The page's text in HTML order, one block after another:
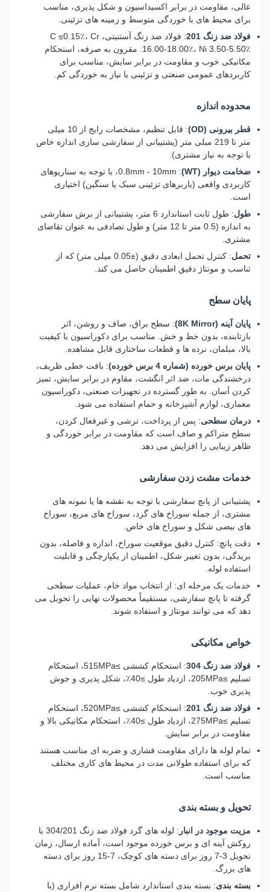
عالی، مقاومت در برابر اکسیداسیون و شکل پذیری، مناسب
برای محیط های با خوردگی متوسط ​​و زمینه های تزئینی.
فولاد ضد زنگ 201
: فولاد ضد زنگ آستنیتی، C ≤0.15٪، Cr
16.00-18.00٪، Ni 3.50-5.50٪. مقرون به صرفه، استحکام
مکانیکی خوب و مقاومت در برابر سایش، مناسب برای
کاربردهای عمومی صنعتی و تزئینی با نیاز به خوردگی کم.
محدوده اندازه
قطر بیرونی (OD)
: قابل تنظیم، مشخصات رایج از 10 میلی
متر تا 219 میلی متر (پشتیبانی از سفارشی سازی اندازه خاص
با توجه به نیاز مشتری).
ضخامت دیوار (WT)
: 0.8mm - 10mm، با توجه به سناریوهای
کاربردی واقعی (باربرهای تزئینی سبک یا سنگین) اختیاری
است.
طول
: طول ثابت استاندارد 6 متر، پشتیبانی از برش سفارشی
به اندازه (0.5 متر تا 12 متر) و طول تصادفی به عنوان تقاضای
مشتری.
تحمل
: کنترل تحمل ابعادی دقیق (±0.05 میلی متر) که از
تناسب و مونتاژ دقیق اطمینان حاصل می کند.
پایان سطح
پایان آینه (8K Mirror)
: سطح براق، صاف و روشن، اثر
بازتابنده، بدون خط و خش. مناسب برای دکوراسیون با کیفیت
بالا، مبلمان، نرده ها و قطعات ساختاری قابل مشاهده.
پایان برس خورده (شماره 4 برس خورده)
: بافت خطی ظریف،
درخشندگی مات، ضد اثر انگشت، مقاوم در برابر سایش، تمیز
کردن آسان. به طور گسترده در تجهیزات صنعتی، دکوراسیون
معماری، لوازم آشپزخانه و حمام استفاده می شود.
درمان سطحی: پس از پرداخت، ترشی و غیرفعال کردن،
سطح متراکم و صاف است که مقاومت در برابر خوردگی و
ظاهر زیبایی را افزایش می دهد.
خدمات مشت زدن سفارشی
پشتیبانی از پانچ سفارشی با توجه به نقشه ها یا نمونه های
مشتری، از جمله سوراخ های گرد، سوراخ های مربع، سوراخ
های بیضی شکل و سوراخ های خاص.
دقت پانچ: کنترل دقیق موقعیت سوراخ، اندازه و فاصله، بدون
بریدگی، بدون تغییر شکل، اطمینان از یکپارچگی و قابلیت
استفاده لوله.
خدمات یک مرحله ای: از انتخاب مواد خام، عملیات سطحی
گرفته تا پانچ سفارشی، مستقیماً محصولات نهایی را تحویل می
دهد که می توانند مونتاژ و استفاده شوند.
خواص مکانیکی
فولاد ضد زنگ 304
: استحکام کششی ≥515MPa، استحکام
تسلیم ≥205MPa، ازدیاد طول ≥40٪، شکل پذیری و جوش
پذیری خوب.
فولاد ضد زنگ 201
: استحکام کششی ≥520MPa، استحکام
تسلیم ≥275MPa، ازدیاد طول ≥40٪، استحکام مکانیکی بالا و
مقاومت در برابر سایش.
تمام لوله ها دارای مقاومت فشاری و ضربه ای مناسب هستند
که برای استفاده طولانی مدت در محیط های کاری مختلف
مناسب است.
تحویل و بسته بندی
مزیت موجود در انبار
: لوله های گرد فولاد ضد زنگ 304/201 با
روکش آینه ای و برس خورده موجود است، آماده ارسال، زمان
تحویل 3-7 روز برای دسته های کوچک، 7-15 روز برای دسته
های بزرگ.
بسته بندی: بسته بندی استاندارد شامل بسته نرم افزاری (با